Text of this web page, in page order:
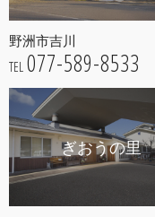
野洲市吉川
TEL 077-589-8533
ぎおうの里